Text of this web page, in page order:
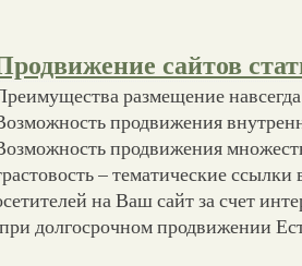
сайтов
размещение
продвижения
продвижения
– тематические
на Ваш сайт за счет
долгосрочном продвижении